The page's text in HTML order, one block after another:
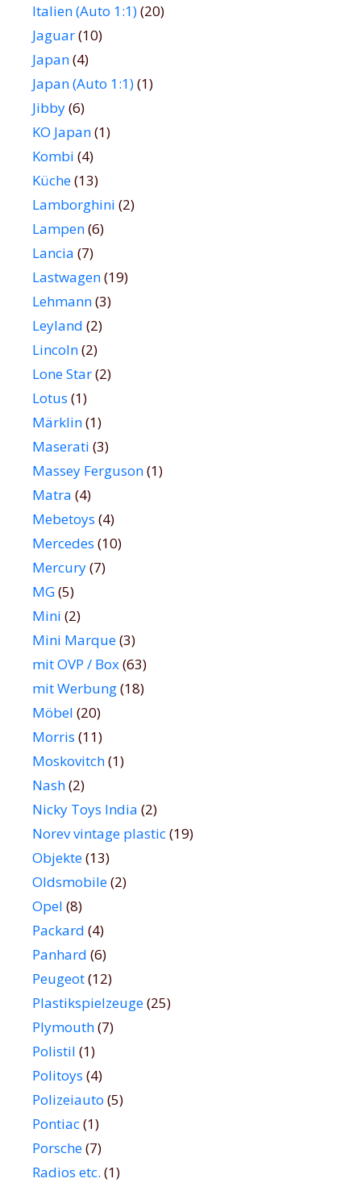
Italien (Auto 1:1)(20)
Jaguar(10)
Japan(4)
Japan (Auto 1:1)(1)
Jibby(6)
KO Japan(1)
Kombi (4)
Küche(13)
Lamborghini (2)
Lampen(6)
Lancia (7)
Lastwagen(19)
Lehmann(3)
Leyland (2)
Lincoln(2)
Lone Star(2)
Lotus (1)
Märklin(1)
Maserati (3)
Massey Ferguson(1)
Matra (4)
Mebetoys (4)
Mercedes (10)
Mercury(7)
MG(5)
Mini (2)
Mini Marque(3)
mit OVP / Box(63)
mit Werbung(18)
Möbel (20)
Morris (11)
Moskovitch(1)
Nash(2)
Nicky Toys India (2)
Norev vintage plastic(19)
Objekte(13)
Oldsmobile(2)
Opel (8)
Packard (4)
Panhard (6)
Peugeot(12)
Plastikspielzeuge(25)
Plymouth(7)
Polistil (1)
Politoys (4)
Polizeiauto (5)
Pontiac(1)
Porsche(7)
Radios etc. (1)